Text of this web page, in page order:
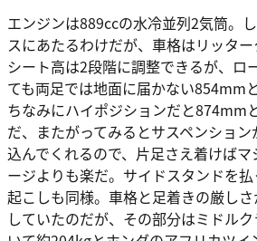
エンジンは889ccの水冷並列2気筒。
スにあたるわけだが、車格はリッター
シート高は2段階に調整できるが、ロ
ても両足では地面に届かない854mm
ちなみにハイポジションだと874mm
だ、またがってみるとサスペンショ
込んでくれるので、片足さえ着けば
ージよりも楽だ。サイドスタンドを
起こしも同様。車格と足着きの厳し
していたのだが、その部分はミドル